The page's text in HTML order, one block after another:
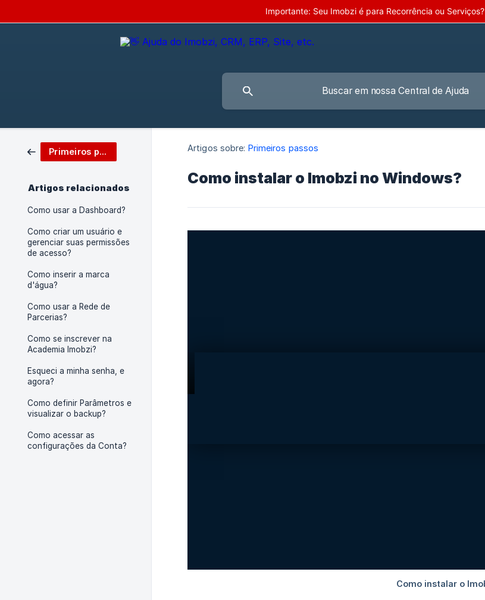
Importante: Seu Imobzi é para Recorrência ou Serviços?
Primeiros passos
Artigos relacionados
Como usar a Dashboard?
Como criar um usuário e
gerenciar suas permissões
de acesso?
Como inserir a marca
d'água?
Como usar a Rede de
Parcerias?
Como se inscrever na
Academia Imobzi?
Esqueci a minha senha, e
agora?
Como definir Parâmetros e
visualizar o backup?
Como acessar as
configurações da Conta?
Artigos sobre: Primeiros passos
Como instalar o Imobzi no Windows?